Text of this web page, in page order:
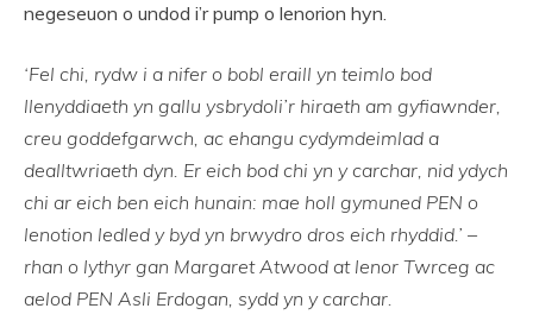
negeseuon o undod i’r pump o lenorion hyn.
‘Fel chi, rydw i a nifer o bobl eraill yn teimlo bod
llenyddiaeth yn gallu ysbrydoli’r hiraeth am gyfiawnder,
creu goddefgarwch, ac ehangu cydymdeimlad a
dealltwriaeth dyn. Er eich bod chi yn y carchar, nid ydych
chi ar eich ben eich hunain: mae holl gymuned PEN o
lenotion ledled y byd yn brwydro dros eich rhyddid.’ –
rhan o lythyr gan Margaret Atwood at lenor Twrceg ac
aelod PEN Asli Erdogan, sydd yn y carchar.